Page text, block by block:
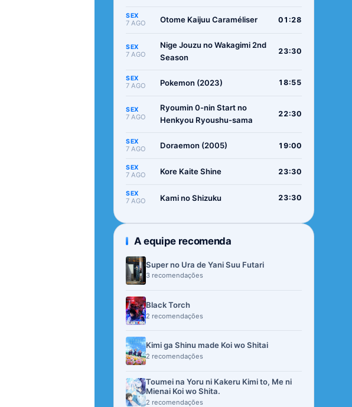
SEX
7 AGO Otome Kaijuu Caraméliser 01:28
SEX
7 AGO
Nige Jouzu no Wakagimi 2nd
Season
23:30
SEX
7 AGO Pokemon (2023) 18:55
SEX
7 AGO
Ryoumin 0-nin Start no
Henkyou Ryoushu-sama
22:30
SEX
7 AGO Doraemon (2005) 19:00
SEX
7 AGO Kore Kaite Shine 23:30
SEX
7 AGO Kami no Shizuku 23:30
A equipe recomenda
Super no Ura de Yani Suu Futari
3 recomendações
Black Torch
2 recomendações
Kimi ga Shinu made Koi wo Shitai
2 recomendações
Toumei na Yoru ni Kakeru Kimi to, Me ni
Mienai Koi wo Shita.
2 recomendações